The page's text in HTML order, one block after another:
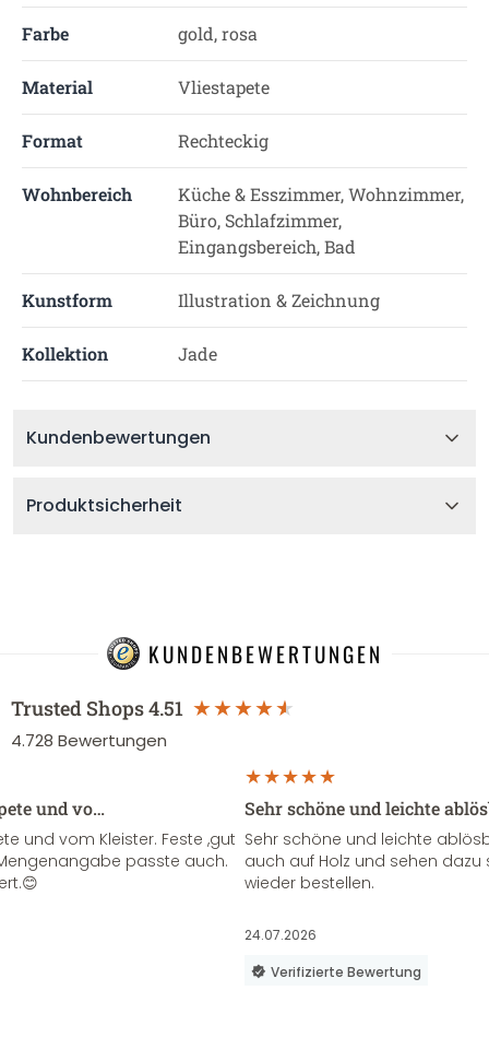
Farbe gold, rosa
Material Vliestapete
Format Rechteckig
Wohnbereich
Küche & Esszimmer, Wohnzimmer,
Büro, Schlafzimmer,
Eingangsbereich, Bad
Kunstform Illustration & Zeichnung
Kollektion Jade
Kundenbewertungen
Produktsicherheit
KUNDENBEWERTUNGEN
Trusted Shops4.51
4.728 Bewertungen
und vo…
und vom Kleister. Feste ,gut
passte auch.
Sehr schöne und leichte
Sehr schöne und leichte
auch auf Holz und sehen
wieder bestellen.
24.07.2026
Verifizierte Bewertung